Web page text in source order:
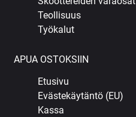
Teollisuus
Työkalut
APUA OSTOKSIIN
Etusivu
Evästekäytäntö (EU)
Kassa